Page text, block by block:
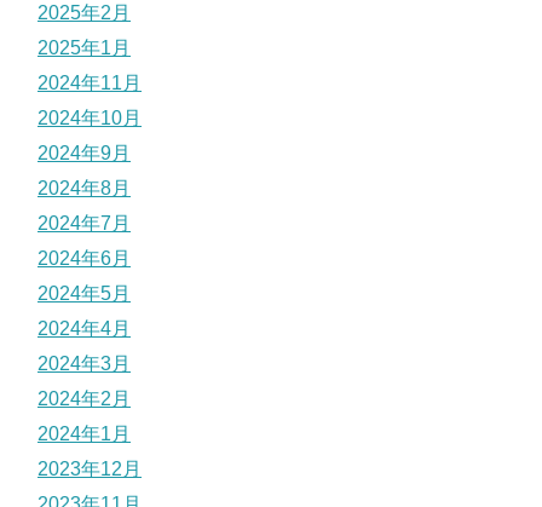
2025年2月
2025年1月
2024年11月
2024年10月
2024年9月
2024年8月
2024年7月
2024年6月
2024年5月
2024年4月
2024年3月
2024年2月
2024年1月
2023年12月